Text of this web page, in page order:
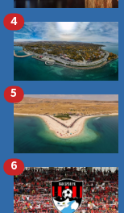
4
5
6